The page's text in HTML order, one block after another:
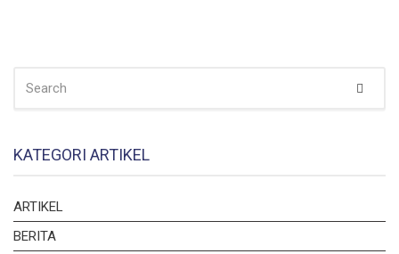
FOR:
KATEGORI ARTIKEL
ARTIKEL
BERITA